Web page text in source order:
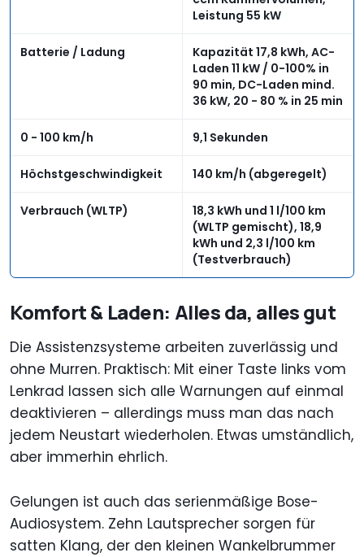
Leistung 55 kW
Batterie / Ladung
Kapazität 17,8 kWh, AC-
Laden 11 kW / 0-100% in
90 min, DC-Laden mind.
36 kW, 20 - 80 % in 25 min
0 - 100 km/h 9,1 Sekunden
Höchstgeschwindigkeit 140 km/h (abgeregelt)
Verbrauch (WLTP)
18,3 kWh und 1 l/100 km
(WLTP gemischt), 18,9
kWh und 2,3 l/100 km
(Testverbrauch)
Komfort & Laden: Alles da, alles gut
Die Assistenzsysteme arbeiten zuverlässig und
ohne Murren. Praktisch: Mit einer Taste links vom
Lenkrad lassen sich alle Warnungen auf einmal
deaktivieren – allerdings muss man das nach
jedem Neustart wiederholen. Etwas umständlich,
aber immerhin ehrlich.
Gelungen ist auch das serienmäßige Bose-
Audiosystem. Zehn Lautsprecher sorgen für
satten Klang, der den kleinen Wankelbrummer